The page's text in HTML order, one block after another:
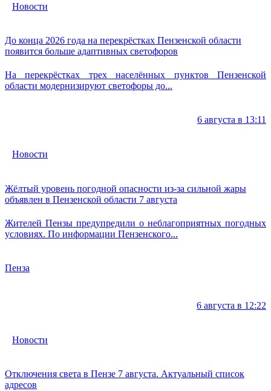
Новости
До конца 2026 года на перекрёстках Пензенской области
появится больше адаптивных светофоров
На перекрёстках трех населённых пунктов Пензенской
области модернизируют светофоры до...
6 августа в 13:11
Новости
Жёлтый уровень погодной опасности из-за сильной жары
объявлен в Пензенской области 7 августа
Жителей Пензы предупредили о неблагоприятных погодных
условиях. По информации Пензенского...
Пенза
6 августа в 12:22
Новости
Отключения света в Пензе 7 августа. Актуальный список
адресов